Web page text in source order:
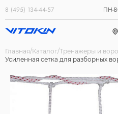
8 (495) 134-44-57 ПН-
Главная Каталог Тренажеры и
Усиленная сетка для разборных